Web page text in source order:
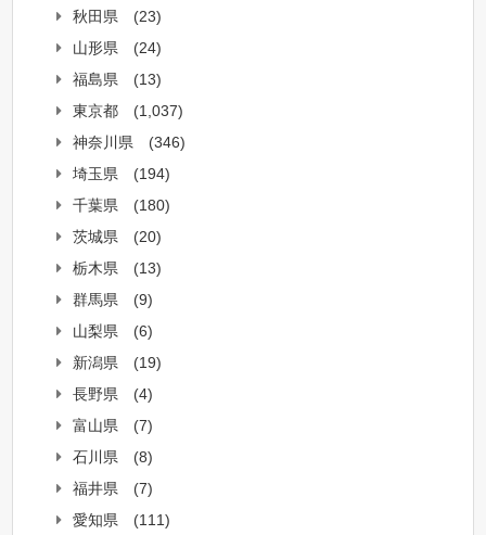
秋田県
(23)
山形県
(24)
福島県
(13)
東京都
(1,037)
神奈川県
(346)
埼玉県
(194)
千葉県
(180)
茨城県
(20)
栃木県
(13)
群馬県
(9)
山梨県
(6)
新潟県
(19)
長野県
(4)
富山県
(7)
石川県
(8)
福井県
(7)
愛知県
(111)